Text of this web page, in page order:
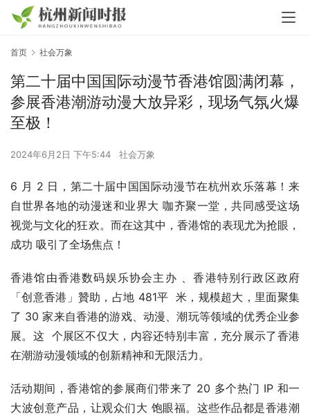
首页 社会万象
第二十届中国国际动漫节香港馆圆满闭幕，
参展香港潮游动漫大放异彩，现场气氛火爆
至极！
2024年6月2日 下午5:44 社会万象
6 月 2 日，第二十届中国国际动漫节在杭州欢乐落幕！来
自世界各地的动漫迷和业界大 咖齐聚一堂，共同感受这场
视觉与文化的狂欢。而在这其中，香港馆的表现尤为抢眼，
成功 吸引了全场焦点！
香港馆由香港数码娱乐协会主办 、香港特别行政区政府
「创意香港」贊助，占地 481平  米，规模超大，里面聚集
了 30 家来自香港的游戏、动漫、潮玩等领域的优秀企业参
展。这  个展区不仅大，内容还特别丰富，充分展示了香港
在潮游动漫领域的创新精神和无限活力。
活动期间，香港馆的参展商们带来了 20 多个热门 IP 和一
大波创意产品，让观众们大 饱眼福。这些作品都是香港潮